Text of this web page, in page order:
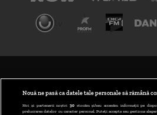
Nouă ne pasă ca datele tale personale să rămână
Noi și partenerii noștri 30stocăm și/sau accesăm informații pe
prelucrarea datelor cu caracter personal. Puteți accepta sau gestiona